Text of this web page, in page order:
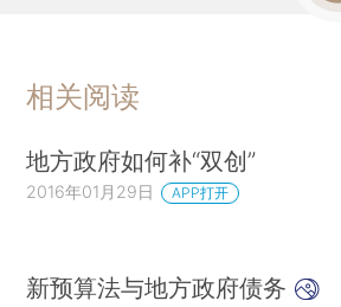
相关阅读
地方政府如何补“双创”
2016年01月29日 APP打开
新预算法与地方政府债务